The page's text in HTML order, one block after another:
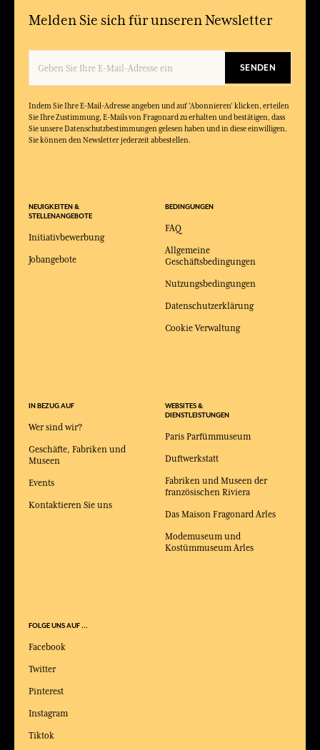
Melden Sie sich für unseren Newsletter
SENDEN
Indem Sie Ihre E-Mail-Adresse angeben und auf 'Abonnieren' klicken, erteilen
Sie Ihre Zustimmung, E-Mails von Fragonard zu erhalten und bestätigen, dass
Sie unsere Datenschutzbestimmungen gelesen haben und in diese einwilligen.
Sie können den Newsletter jederzeit abbestellen.
BEDINGUNGEN
FAQ
Allgemeine
Geschäftsbedingungen
Nutzungsbedingungen
Datenschutzerklärung
Cookie Verwaltung
WEBSITES &
DIENSTLEISTUNGEN
Paris Parfümmuseum
Duftwerkstatt
Fabriken und Museen der
französischen Riviera
Das Maison Fragonard Arles
Modemuseum und
Kostümmuseum Arles
IN BEZUG AUF
Wer sind wir?
Geschäfte, Fabriken und
Museen
Events
Kontaktieren Sie uns
FOLGE UNS AUF ...
Facebook
Twitter
Pinterest
Instagram
Tiktok
NEUIGKEITEN &
STELLENANGEBOTE
Initiativbewerbung
Jobangebote